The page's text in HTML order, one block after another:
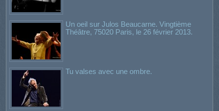
Un oeil sur Julos Beaucarne. Vingtième
Théâtre, 75020 Paris, le 26 février 2013.
Tu valses avec une ombre.